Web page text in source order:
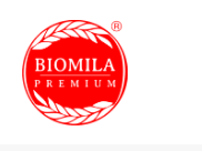
výroba
a